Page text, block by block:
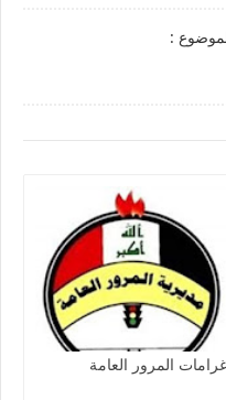
:
غرامات المرور العامة